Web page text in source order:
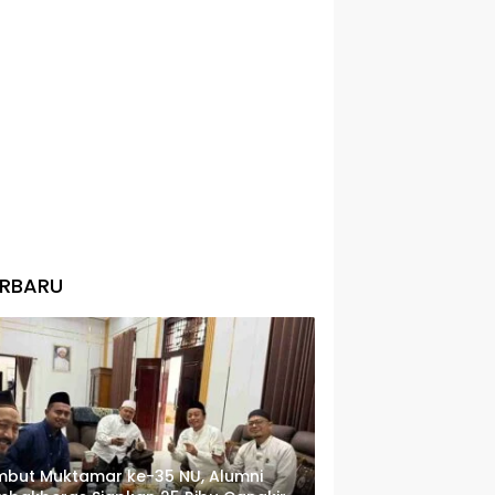
Muktamar ke-35 NU, Alumni